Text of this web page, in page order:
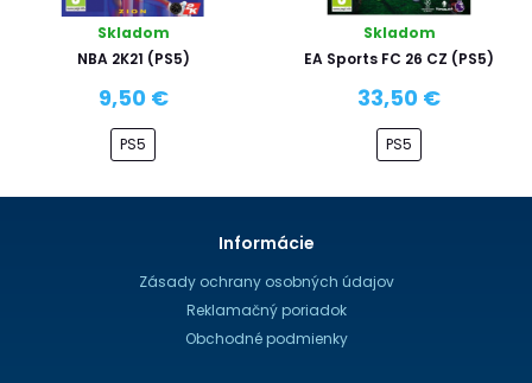
Skladom
NBA 2K21 (PS5)
9,50 €
PS5
Skladom
EA Sports FC 26 CZ (PS5)
33,50 €
PS5
Informácie
Zásady ochrany osobných údajov
Reklamačný poriadok
Obchodné podmienky